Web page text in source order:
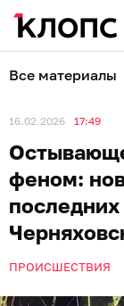
Все материалы
16.02.2026 17:49
феном:
ПРОИСШЕСТВИЯ